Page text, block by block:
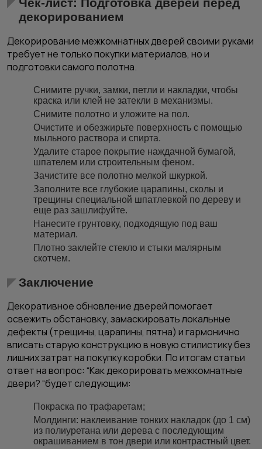
Чек-лист: Подготовка дверей перед
декорированием
Декорирование межкомнатных дверей своими руками
требует не только покупки материалов, но и
подготовки самого полотна.
Снимите ручки, замки, петли и накладки, чтобы
краска или клей не затекли в механизмы.
Снимите полотно и уложите на пол.
Очистите и обезжирьте поверхность с помощью
мыльного раствора и спирта.
Удалите старое покрытие наждачной бумагой,
шпателем или строительным феном.
Зачистите все полотно мелкой шкуркой.
Заполните все глубокие царапины, сколы и
трещины специальной шпатлевкой по дереву и
еще раз зашлифуйте.
Нанесите грунтовку, подходящую под ваш
материал.
Плотно заклейте стекло и стыки малярным
скотчем.
Заключение
Декоративное обновление дверей помогает
освежить обстановку, замаскировать локальные
дефекты (трещины, царапины, пятна) и гармонично
вписать старую конструкцию в новую стилистику без
лишних затрат на покупку коробки. По итогам статьи
ответ на вопрос: “Как декорировать межкомнатные
двери? “будет следующим:
Покраска по трафаретам;
Молдинги: наклеивание тонких накладок (до 1 см)
из полиуретана или дерева с последующим
окрашиванием в тон двери или контрастный цвет.